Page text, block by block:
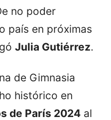
no poder
país en próximas
Julia Gutiérrez.
de Gimnasia
histórico en
de París 2024 al